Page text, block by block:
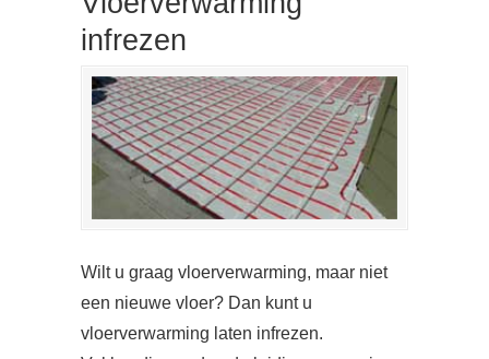
infrezen
Wilt u graag vloerverwarming, maar niet
een nieuwe vloer? Dan kunt u
vloerverwarming laten infrezen.